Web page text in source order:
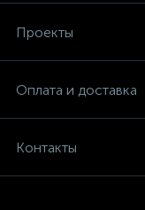
Проекты
Оплата и доставка
Контакты